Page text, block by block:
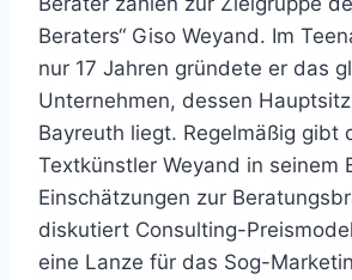
Beraters“ Giso Weyand. Im
nur 17 Jahren gründete er das
Unternehmen, dessen
Bayreuth liegt. Regelmäßig gibt
Textkünstler Weyand in seinem
Einschätzungen zur
diskutiert Consulting-
eine Lanze für das Sog-